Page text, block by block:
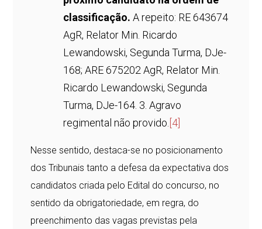
classificação. A repeito: RE 643674
AgR, Relator Min. Ricardo
Lewandowski, Segunda Turma, DJe-
168; ARE 675202 AgR, Relator Min.
Ricardo Lewandowski, Segunda
Turma, DJe-164. 3. Agravo
regimental não provido. [4]
Nesse sentido, destaca-se no posicionamento
dos Tribunais tanto a defesa da expectativa dos
candidatos criada pelo Edital do concurso, no
sentido da obrigatoriedade, em regra, do
preenchimento das vagas previstas pela